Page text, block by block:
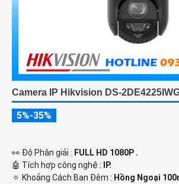
Camera IP Hikvision DS-
5%-35%
️👀 Độ Phân giải : FULL HD 1080P .
🤖️ Tích hợp công nghệ :
IP.
🔅 Khoảng Cách Ban Đêm : Hồng Ngoại